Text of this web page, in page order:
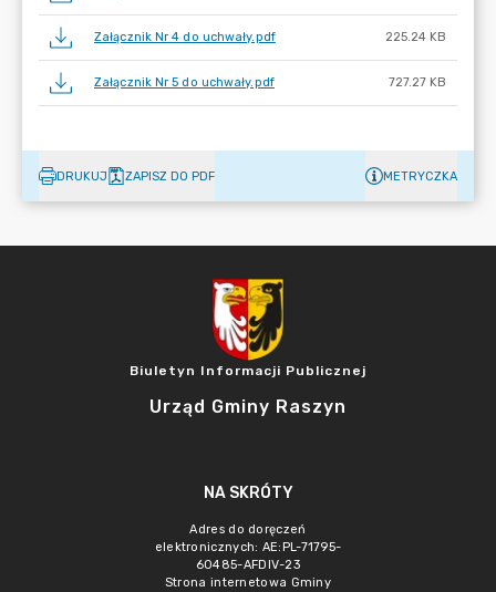
Załącznik Nr 4 do uchwały.pdf 225.24 KB
Załącznik Nr 5 do uchwały.pdf 727.27 KB
DRUKUJ ZAPISZ DO PDF METRYCZKA
Biuletyn Informacji Publicznej
Urząd Gminy Raszyn
NA SKRÓTY
Adres do doręczeń
elektronicznych: AE:PL-71795-
60485-AFDIV-23
Strona internetowa Gminy